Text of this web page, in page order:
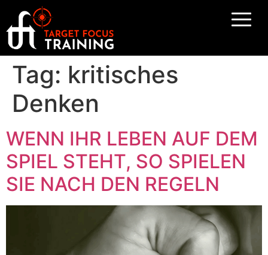
Tag: kritisches
Denken
WENN IHR LEBEN AUF DEM
SPIEL STEHT, SO SPIELEN
SIE NACH DEN REGELN